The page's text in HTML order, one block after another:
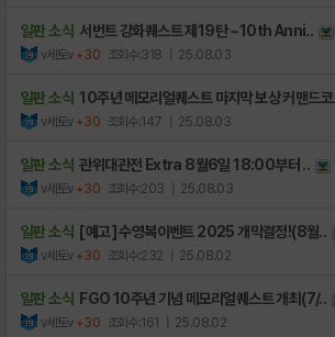
일판 소식 서번트 강화퀘스트 제19탄 ~10th Anni..
v세토v +30 조회수:318 | 25.08.03
일판 소식 10주년 메모리얼퀘스트 마지막 보상 커맨드
v세토v +30 조회수:147 | 25.08.03
일판 소식 관위대관전 Extra 8월6일 18:00부터 ..
v세토v +30 조회수:203 | 25.08.03
일판 소식 [예고] 수영복이벤트 2025 개막결정!(8월..
v세토v +30 조회수:232 | 25.08.02
일판 소식 FGO 10주년 기념 메모리얼퀘스트 개최(7/..
v세토v +30 조회수:161 | 25.08.02